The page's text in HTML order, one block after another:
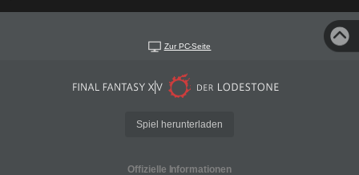
Zur PC-Seite
Spiel herunterladen
Offizielle Informationen